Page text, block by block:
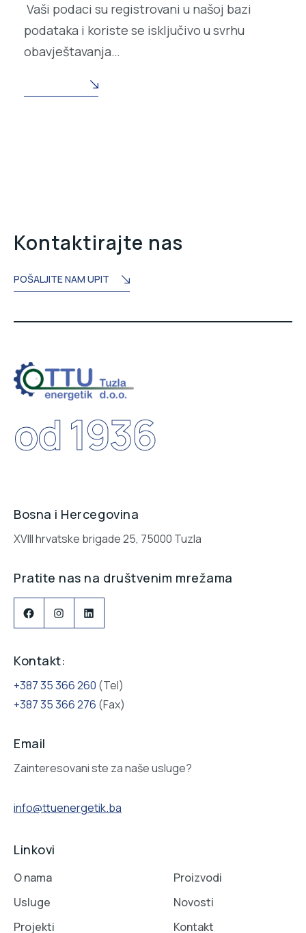
Vaši podaci su registrovani u našoj bazi
podataka i koriste se isključivo u svrhu
obavještavanja…
Kontaktirajte nas
POŠALJITE NAM UPIT
od 1936
Bosna i Hercegovina
XVIII hrvatske brigade 25, 75000 Tuzla
Pratite nas na društvenim mrežama
Facebook
InstagramLinkedIn
Kontakt:
+387 35 366 260 (Tel)
+387 35 366 276 (Fax)
Email
Zainteresovani ste za naše usluge?
info@ttuenergetik.ba
Linkovi
O nama
Usluge
Projekti
Proizvodi
Novosti
Kontakt